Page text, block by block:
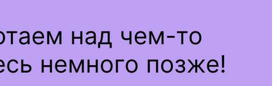
над чем-то
немного позже!